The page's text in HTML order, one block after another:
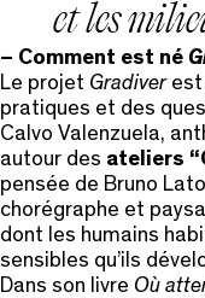
et les
– Comment est né
Le projet Gradiverest
pratiques et des
Calvo Valenzuela,
autour des ateliers
pensée de Bruno
chorégraphe et
dont les humains
sensibles qu’ils
Dans son livre Où